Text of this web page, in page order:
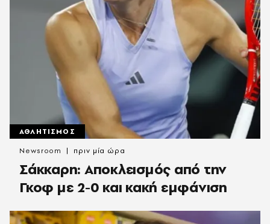
ΑΘΛΗΤΙΣΜΟΣ
Σάκκαρη: Αποκλεισμός από την
Γκοφ με 2-0 και κακή εμφάνιση
Newsroom πριν μία ώρα